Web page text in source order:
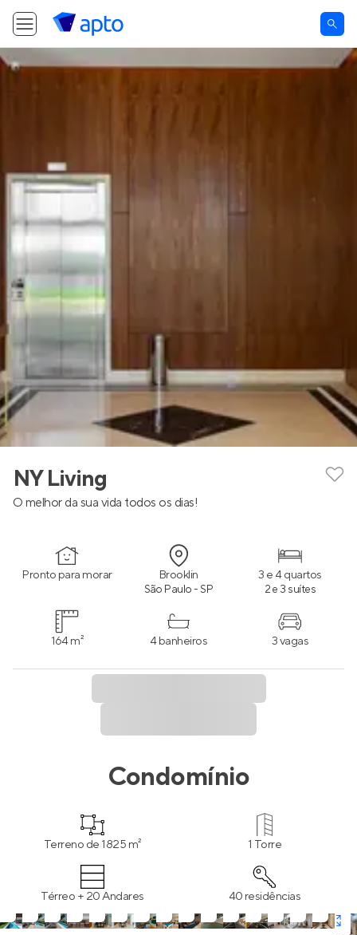
NY Living
O melhor da sua vida todos os dias!
Pronto para morar Brooklin
São Paulo - SP
3 e 4 quartos
2 e 3 suítes
164 m² 4 banheiros 3 vagas
Condomínio
Terreno de 1825 m² 1 Torre
Térreo + 20 Andares 40 residências